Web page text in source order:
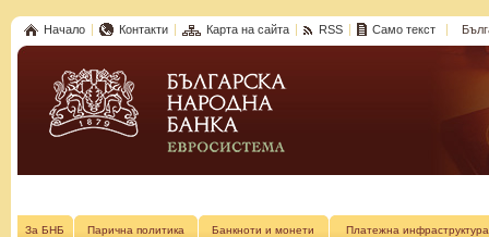
Начало Контакти Карта на сайта RSS Само текст
За БНБ Парична политика Банкноти и монети Платежна инфраструктура